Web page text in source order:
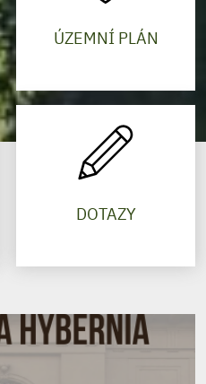
ÚZEMNÍ PLÁN
DOTAZY